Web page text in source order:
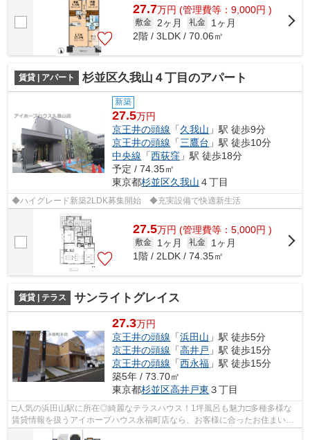
27.7万円 (管理費等：9,000円 )
敷金 2ヶ月 礼金
1ヶ月
2階 / 3LDK / 70.06㎡
賃貸 | アパート 杉並区久我山４丁目のアパート
新築
27.5万円
京王井の頭線 「久我山 」駅 徒歩9分
京王井の頭線 「三鷹台 」駅 徒歩10分
中央線 「西荻窪 」駅 徒歩18分
予定 / 74.35㎡
東京都杉並区久我山 ４丁目
◆ハイグレード新築2LDK募集開始 ◆充実設備で快適新生活
27.5万円 (管理費等：5,000円 )
敷金 1ヶ月 礼金
1ヶ月
1階 / 2LDK / 74.35㎡
賃貸 | テラス サンライトグレイス
27.3万円
京王井の頭線 「浜田山 」駅 徒歩5分
京王井の頭線 「高井戸 」駅 徒歩15分
京王井の頭線 「西永福 」駅 徒歩15分
築5年 / 73.70㎡
東京都杉並区高井戸東 ３丁目
□人気の浜田山駅に所在◎綺麗なテラスハウス！1坪風呂も魅力□多種多様な
賃貸情報を扱うアイホープハウス永福町店なら、お客様に合ったお住まいが
きっと見つかります。お電話03-3327-777...